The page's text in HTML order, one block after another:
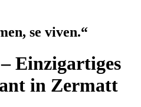
se viven.“
Einzigartiges
in Zermatt